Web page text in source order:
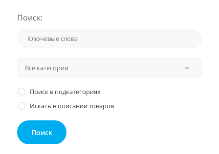
Поиск:
Поиск в подкатегориях
Искать в описании товаров